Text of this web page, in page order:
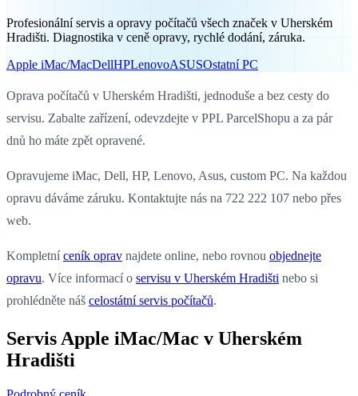
Profesionální servis a opravy počítačů všech značek v Uherském
Hradišti. Diagnostika v ceně opravy, rychlé dodání, záruka.
Apple iMac/MacDellHPLenovoASUSOstatní PC
Oprava počítačů v Uherském Hradišti, jednoduše a bez cesty do
servisu. Zabalte zařízení, odevzdejte v PPL ParcelShopu a za pár
dnů ho máte zpět opravené.
Opravujeme iMac, Dell, HP, Lenovo, Asus, custom PC. Na každou
opravu dáváme záruku. Kontaktujte nás na 722 222 107 nebo přes
web.
Kompletníceník oprav najdete online, nebo rovnou objednejte
opravu. Více informací o servisu v Uherském Hradišti nebo si
prohlédněte náš celostátní servis počítačů.
Servis Apple iMac/Mac v Uherském
Hradišti